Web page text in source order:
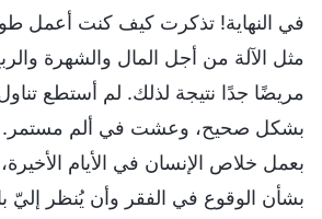
في النهاية! تذكرت كيف كنت أعمل
مثل الآلة من أجل المال والشهرة
مريضًا جدًا نتيجة لذلك. لم أستطع
بشكل صحيح، وعشت في ألم مستمر.
بعمل خلاص الإنسان في الأيام
بشأن الوقوع في الفقر وأن يُنظر إليّ